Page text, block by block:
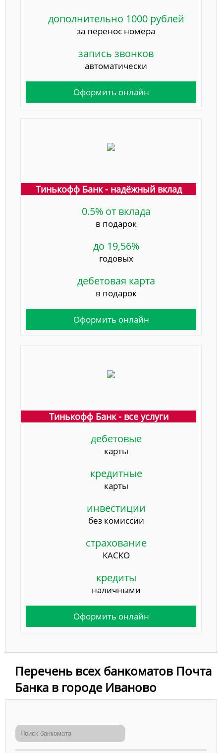
дополнительно 1000 рублей
за перенос номера
запись звонков
автоматически
Оформить онлайн
Тинькофф Банк - надёжный вклад
0.5% от вклада
в подарок
до 19,56%
годовых
дебетовая карта
в подарок
Оформить онлайн
Тинькофф Банк - все услуги
дебетовые
карты
кредитные
карты
инвестиции
без комиссии
страхование
КАСКО
кредиты
наличными
Оформить онлайн
Перечень всех банкоматов Почта
Банка в городе Иваново